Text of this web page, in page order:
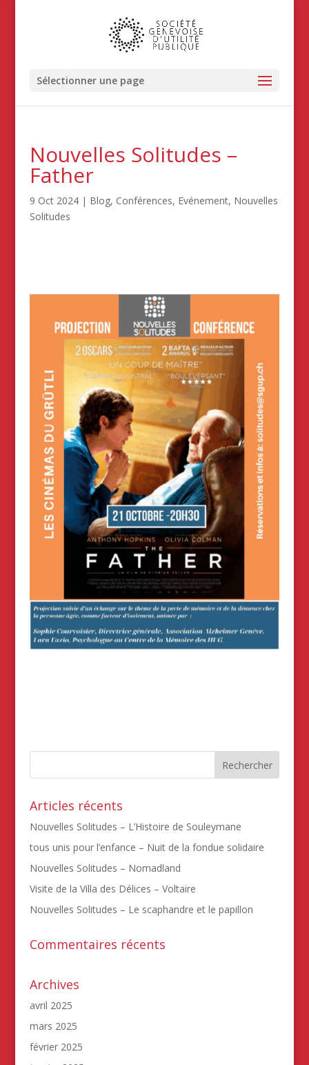
Sélectionner une page
Nouvelles Solitudes –
Father
9 Oct 2024| Blog, Conférences, Evénement, Nouvelles
Solitudes
Articles récents
Nouvelles Solitudes – L’Histoire de Souleymane
tous unis pour l’enfance – Nuit de la fondue solidaire
Nouvelles Solitudes – Nomadland
Visite de la Villa des Délices – Voltaire
Nouvelles Solitudes – Le scaphandre et le papillon
Commentaires récents
Archives
avril 2025
mars 2025
février 2025